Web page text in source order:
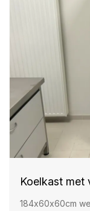
Koelkast met
184x60x60cm